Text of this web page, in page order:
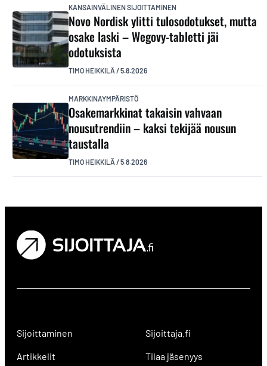
KANSAINVÄLINEN SIJOITTAMINEN
Novo Nordisk ylitti tulosodotukset, mutta
osake laski – Wegovy-tabletti jäi
odotuksista
TIMO HEIKKILÄ /5.8.2026
MARKKINAYMPÄRISTÖ
Osakemarkkinat takaisin vahvaan
nousutrendiin – kaksi tekijää nousun
taustalla
TIMO HEIKKILÄ /5.8.2026
Sijoittaminen
Artikkelit
Sijoittaja.fi
Tilaa jäsenyys